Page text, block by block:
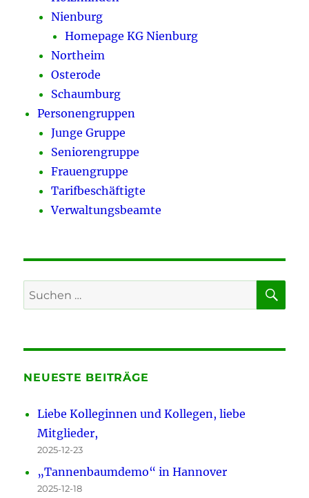
Nienburg
Homepage KG Nienburg
Northeim
Osterode
Schaumburg
Personengruppen
Junge Gruppe
Seniorengruppe
Frauengruppe
Tarifbeschäftigte
Verwaltungsbeamte
Suchen
nach:
NEUESTE BEITRÄGE
Liebe Kolleginnen und Kollegen, liebe
Mitglieder,
2025-12-23
„Tannenbaumdemo“ in Hannover
2025-12-18